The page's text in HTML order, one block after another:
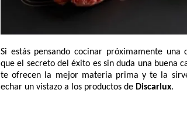
Si estás pensando cocinar próximamente
que el secreto del éxito es sin duda una buena
te ofrecen la mejor materia prima y te la
echar un vistazo a los productos de Discarlux.